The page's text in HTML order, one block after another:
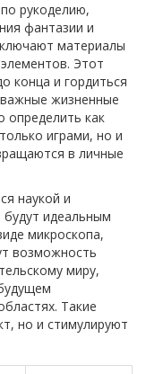
рукоделию,
фантазии и
материалы
Этот
конца и гордиться
жизненные
определить как
играми, но и
в личные
наукой и
будут идеальным
микроскопа,
возможность
миру,
Такие
но и стимулируют